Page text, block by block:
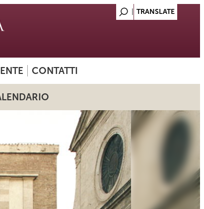
CONTATTI